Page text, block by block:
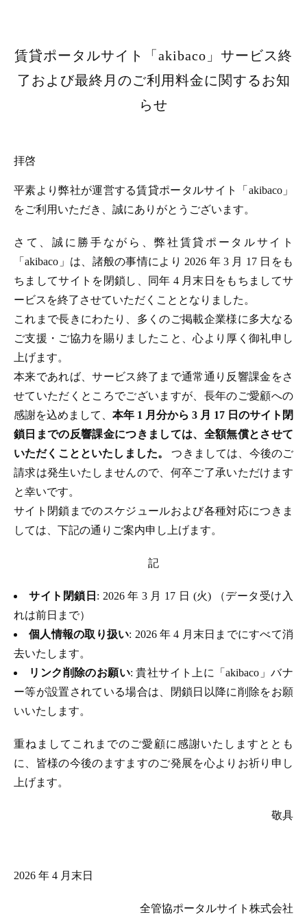
賃貸ポータルサイト「akibaco」サービス終
了および最終月のご利用料金に関するお知
らせ
拝啓
平素より弊社が運営する賃貸ポータルサイト「akibaco」
をご利用いただき、誠にありがとうございます。
さて、誠に勝手ながら、弊社賃貸ポータルサイト
「akibaco」は、諸般の事情により 2026 年 3 月 17 日をも
ちましてサイトを閉鎖し、同年 4 月末日をもちましてサ
ービスを終了させていただくこととなりました。
これまで長きにわたり、多くのご掲載企業様に多大なる
ご支援・ご協力を賜りましたこと、心より厚く御礼申し
上げます。
本来であれば、サービス終了まで通常通り反響課金をさ
せていただくところでございますが、長年のご愛顧への
感謝を込めまして、 本年 1 月分から 3 月 17 日のサイト閉
鎖日までの反響課金につきましては、全額無償とさせて
いただくことといたしました。つきましては、今後のご
請求は発生いたしませんので、何卒ご了承いただけます
と幸いです。
サイト閉鎖までのスケジュールおよび各種対応につきま
しては、下記の通りご案内申し上げます。
記
サイト閉鎖日 : 2026 年 3 月 17 日 (火) （データ受け入
れは前日まで）
個人情報の取り扱い: 2026 年 4 月末日までにすべて消
去いたします。
リンク削除のお願い: 貴社サイト上に「akibaco」バナ
ー等が設置されている場合は、閉鎖日以降に削除をお願
いいたします。
重ねましてこれまでのご愛顧に感謝いたしますととも
に、皆様の今後のますますのご発展を心よりお祈り申し
上げます。
敬具
2026 年 4 月末日
全管協ポータルサイト株式会社